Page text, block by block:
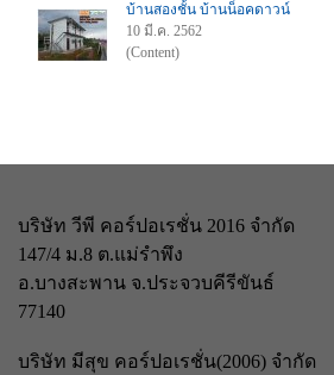
บ้านสองชั้น บ้านน็อคดาวน์
10 มี.ค. 2562
(Content)
บริษัท วีพี คอร์ปอเรชั่น 2016 จำกัด
147/4 ม.8 ต.แม่รำพึง
อ.บางสะพาน จ.ประจวบคีรีขันธ์
77140
บริษัท มีสุข คอร์ปอเรชั่น(2006) จำกัด